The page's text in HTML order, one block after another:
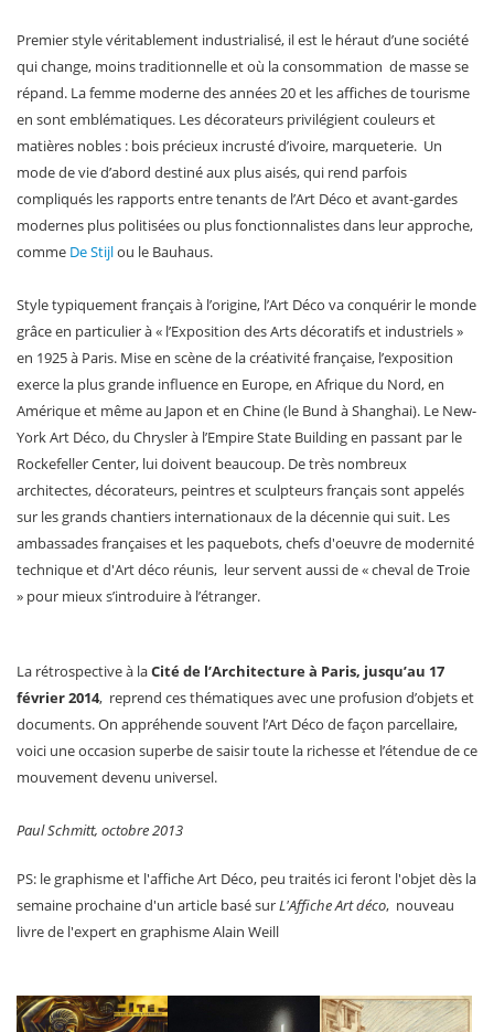
Premier style véritablement industrialisé, il est le héraut d’une société
qui change, moins traditionnelle et où la consommation de masse se
répand. La femme moderne des années 20 et les affiches de tourisme
en sont emblématiques. Les décorateurs privilégient couleurs et
matières nobles : bois précieux incrusté d’ivoire, marqueterie. Un
mode de vie d’abord destiné aux plus aisés, qui rend parfois
compliqués les rapports entre tenants de l’Art Déco et avant-gardes
modernes plus politisées ou plus fonctionnalistes dans leur approche,
comme De Stijlou le Bauhaus.
Style typiquement français à l’origine, l’Art Déco va conquérir le monde
grâce en particulier à « l’Exposition des Arts décoratifs et industriels »
en 1925 à Paris. Mise en scène de la créativité française, l’exposition
exerce la plus grande influence en Europe, en Afrique du Nord, en
Amérique et même au Japon et en Chine (le Bund à Shanghai). Le New-
York Art Déco, du Chrysler à l’Empire State Building en passant par le
Rockefeller Center, lui doivent beaucoup. De très nombreux
architectes, décorateurs, peintres et sculpteurs français sont appelés
sur les grands chantiers internationaux de la décennie qui suit. Les
ambassades françaises et les paquebots, chefs d'oeuvre de modernité
technique et d'Art déco réunis, leur servent aussi de « cheval de Troie
» pour mieux s’introduire à l’étranger.
La rétrospective à laCité de l’Architecture à Paris, jusqu’au 17
février 2014, reprend ces thématiques avec une profusion d’objets et
documents. On appréhende souvent l’Art Déco de façon parcellaire,
voici une occasion superbe de saisir toute la richesse et l’étendue de ce
mouvement devenu universel.
Paul Schmitt, octobre 2013
PS: le graphisme et l'affiche Art Déco, peu traités ici feront l'objet dès la
semaine prochaine d'un article basé surL'Affiche Art déco, nouveau
livre de l'expert en graphisme Alain Weill